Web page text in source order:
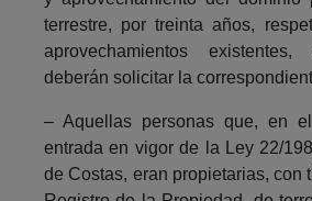
terrestre, por treinta años,
aprovechamientos
deberán solicitar la
– Aquellas personas que, en
entrada en vigor de la Ley 22/
de Costas, eran propietarias, con